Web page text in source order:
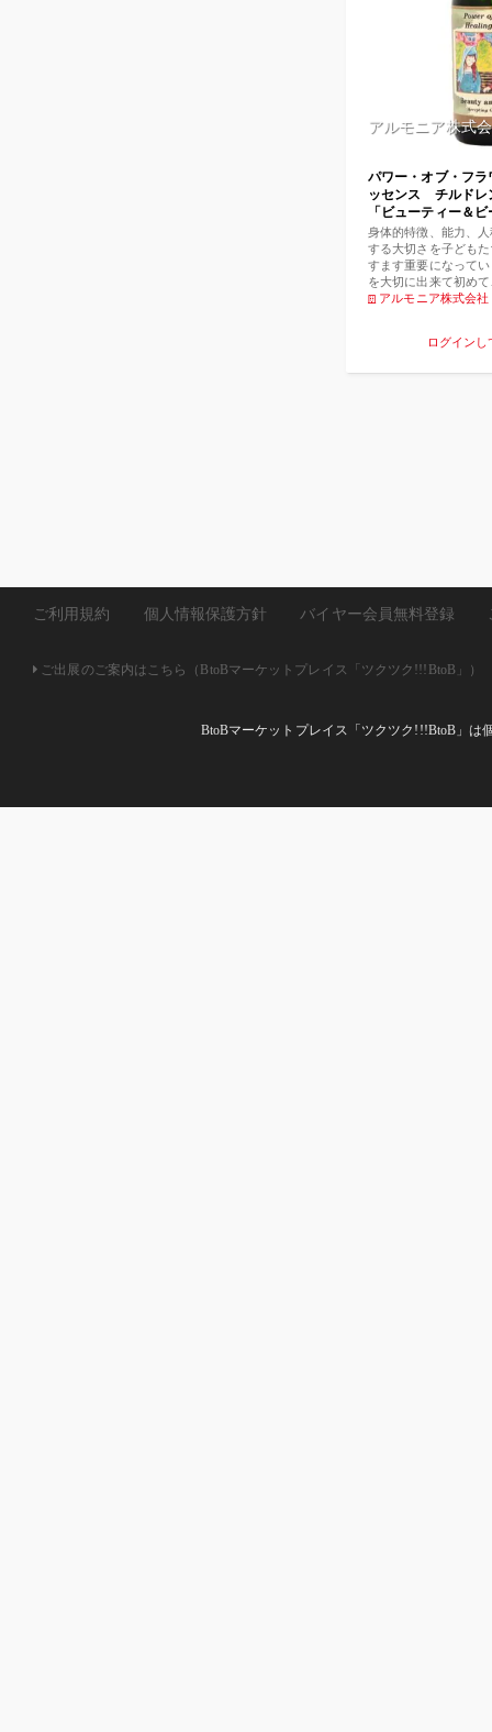
アルモニア株式
パワー・オブ・フ
ッセンス チルド
「ビューティー＆
Beast]『違いを受け
身体的特徴、能力、
する大切さを子ども
すます重要になって
を大切に出来て初め
好きでいられます。
事を学びます。心を
ラワー
アルモニア株式会社
ログイン
ご利用規約 個人情報保護方針 バイヤー会員無料登録
ご出展のご案内はこちら（BtoBマーケットプレイス「ツクツク!!!BtoB」）
BtoBマーケットプレイス「ツクツク!!!BtoB」は